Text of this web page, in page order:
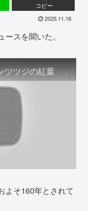
コピー
2025.11.16
スを聞いた。
まるで絵画 安国寺のドウダンツツジの紅葉 兵庫・豊岡市
よそ160年とされて